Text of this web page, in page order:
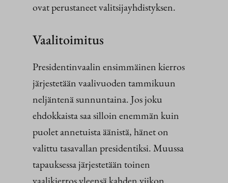
ovat perustaneet valitsijayhdistyksen.
Vaalitoimitus
Presidentinvaalin ensimmäinen kierros
järjestetään vaalivuoden tammikuun
neljäntenä sunnuntaina. Jos joku
ehdokkaista saa silloin enemmän kuin
puolet annetuista äänistä, hänet on
valittu tasavallan presidentiksi. Muussa
tapauksessa järjestetään toinen